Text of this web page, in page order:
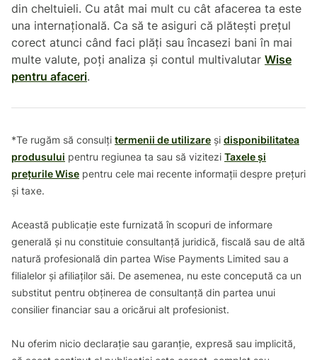
din cheltuieli. Cu atât mai mult cu cât afacerea ta este
una internațională. Ca să te asiguri că plătești prețul
corect atunci când faci plăți sau încasezi bani în mai
multe valute, poți analiza și contul multivalutar Wise
pentru afaceri.
*Te rugăm să consulți termenii de utilizare și disponibilitatea
produsului pentru regiunea ta sau să vizitezi Taxele și
prețurile Wise pentru cele mai recente informații despre prețuri
și taxe.
Această publicație este furnizată în scopuri de informare
generală și nu constituie consultanță juridică, fiscală sau de altă
natură profesională din partea Wise Payments Limited sau a
filialelor și afiliaților săi. De asemenea, nu este concepută ca un
substitut pentru obținerea de consultanță din partea unui
consilier financiar sau a oricărui alt profesionist.
Nu oferim nicio declarație sau garanție, expresă sau implicită,